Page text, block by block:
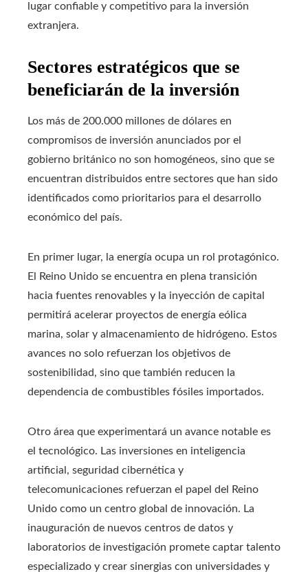
lugar confiable y competitivo para la inversión
extranjera.
Sectores estratégicos que se
beneficiarán de la inversión
Los más de 200.000 millones de dólares en
compromisos de inversión anunciados por el
gobierno británico no son homogéneos, sino que se
encuentran distribuidos entre sectores que han sido
identificados como prioritarios para el desarrollo
económico del país.
En primer lugar, la energía ocupa un rol protagónico.
El Reino Unido se encuentra en plena transición
hacia fuentes renovables y la inyección de capital
permitirá acelerar proyectos de energía eólica
marina, solar y almacenamiento de hidrógeno. Estos
avances no solo refuerzan los objetivos de
sostenibilidad, sino que también reducen la
dependencia de combustibles fósiles importados.
Otro área que experimentará un avance notable es
el tecnológico. Las inversiones en inteligencia
artificial, seguridad cibernética y
telecomunicaciones refuerzan el papel del Reino
Unido como un centro global de innovación. La
inauguración de nuevos centros de datos y
laboratorios de investigación promete captar talento
especializado y crear sinergias con universidades y